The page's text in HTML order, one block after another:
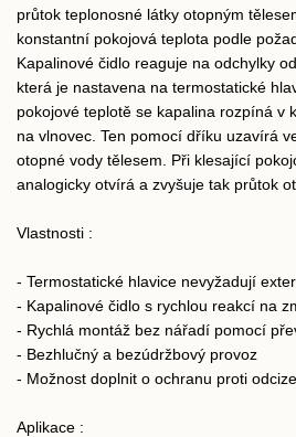
průtok teplonosné látky otopným
konstantní pokojová teplota podle
Kapalinové čidlo reaguje na odchylky
která je nastavena na termostatické
pokojové teplotě se kapalina rozpíná v
na vlnovec. Ten pomocí dříku uzavírá
otopné vody tělesem. Při klesající
analogicky otvírá a zvyšuje tak průtok
Vlastnosti :
- Termostatické hlavice nevyžadují
- Kapalinové čidlo s rychlou reakcí na
- Rychlá montáž bez nářadí pomocí
- Bezhlučný a bezúdržbový provoz
- Možnost doplnit o ochranu proti
Aplikace :